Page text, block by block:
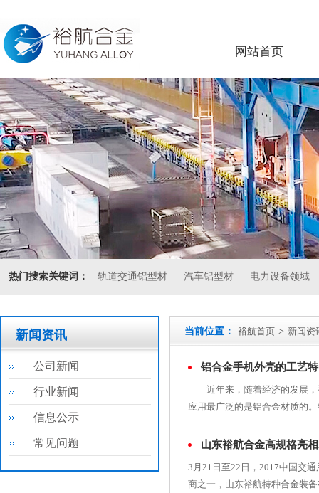
网站首页
热门搜索关键词： 轨道交通铝型材 汽车铝型材 电力设备领域
新闻资讯
公司新闻
行业新闻
信息公示
常见问题
当前位置： 裕航首页 > 新闻资
铝合金手机外壳的工艺
近年来，随着经济的发展，
应用最广泛的是铝合金材质的
山东裕航合金高规格亮
3月21日至22日，2017中国交
商之一，山东裕航特种合金装